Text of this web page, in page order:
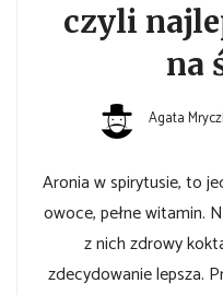
czyli
na
Agata
Aronia w spirytusie, to
owoce, pełne witamin.
z nich zdrowy
zdecydowanie lepsza.